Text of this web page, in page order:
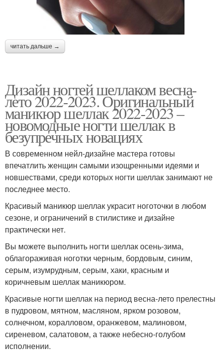
читать дальше →
Дизайн ногтей шеллаком весна-
лето 2022-2023. Оригинальный
маникюр шеллак 2022-2023 –
новомодные ногти шеллак в
безупречных новациях
В современном нейл-дизайне мастера готовы
впечатлить женщин самыми изощренными идеями и
новшествами, среди которых ногти шеллак занимают не
последнее место.
Красивый маникюр шеллак украсит ноготочки в любом
сезоне, и ограничений в стилистике и дизайне
практически нет.
Вы можете выполнить ногти шеллак осень-зима,
облагораживая ноготки черным, бордовым, синим,
серым, изумрудным, серым, хаки, красным и
коричневым шеллак маникюром.
Красивые ногти шеллак на период весна-лето прелестны
в пудровом, мятном, масляном, ярком розовом,
солнечном, коралловом, оранжевом, малиновом,
сиреневом, салатовом, а также небесно-голубом
исполнении.